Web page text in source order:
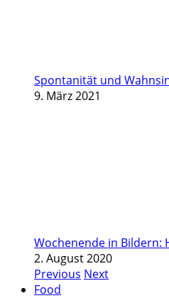
Spontanität und
9. März 2021
Wochenende in Bildern:
2. August 2020
Previous Next
Food